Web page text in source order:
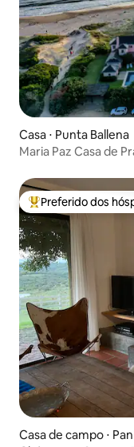
Casa ⋅ Punta Ballena
Maria Paz Casa de
Entre os melhores
Preferido dos
Casa de campo ⋅